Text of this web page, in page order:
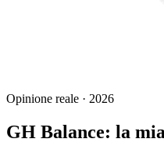
Opinione reale · 2026
GH Balance: la